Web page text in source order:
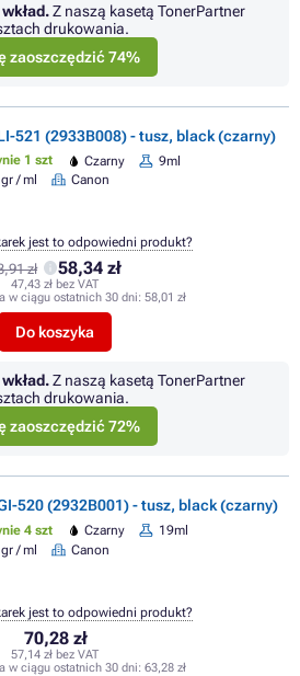
Z naszą kasetą TonerPartner
drukowania.
zaoszczędzić 74%
521 (2933B008) - tusz, black (czarny)
1 szt Czarny
9ml
/ ml
Canon
zł 58,34 zł
47,43 zł bez VAT
w ciągu ostatnich 30 dni: 58,01 zł
Do koszyka
jest to odpowiedni produkt?
Z naszą kasetą TonerPartner
drukowania.
zaoszczędzić 72%
520 (2932B001) - tusz, black (czarny)
4 szt Czarny
19ml
/ ml
Canon
70,28 zł
57,14 zł bez VAT
w ciągu ostatnich 30 dni: 63,28 zł
jest to odpowiedni produkt?